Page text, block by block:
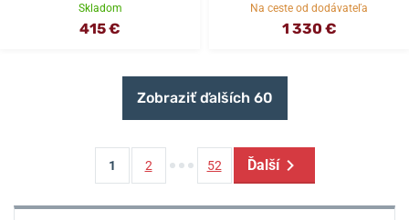
Skladom
415 €
Na ceste od dodávateľa
1 330 €
Zobraziť ďalších 60
1 2 52 Ďalší